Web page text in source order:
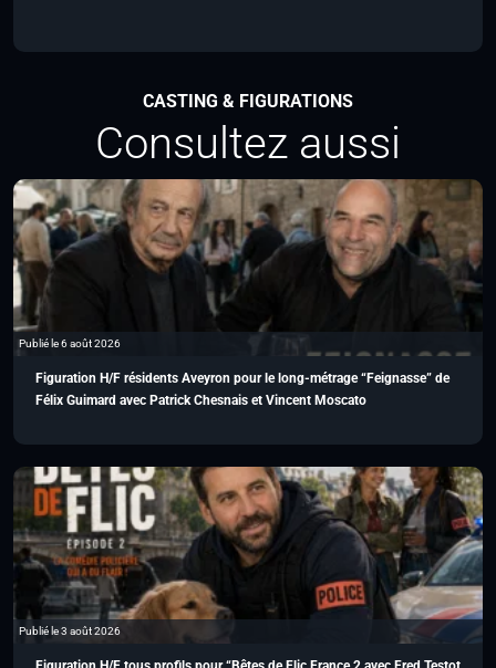
CASTING & FIGURATIONS
Consultez aussi
Publié le 6 août 2026
Figuration H/F résidents Aveyron pour le long-métrage “Feignasse” de
Félix Guimard avec Patrick Chesnais et Vincent Moscato
Publié le 3 août 2026